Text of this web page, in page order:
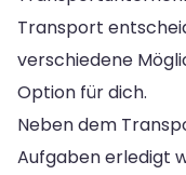
Transport
verschiedene
Option für dich.
Neben dem
Aufgaben erledigt